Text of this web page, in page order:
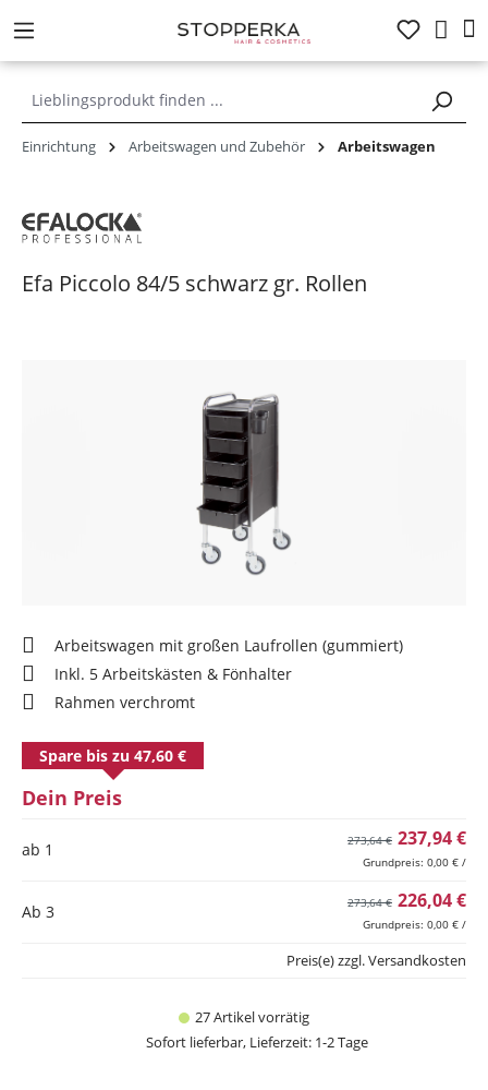
springen
Einrichtung Arbeitswagen und Zubehör Arbeitswagen
Efa Piccolo 84/5 schwarz gr. Rollen
Arbeitswagen mit großen Laufrollen (gummiert)
Inkl. 5 Arbeitskästen & Fönhalter
Rahmen verchromt
Spare bis zu 47,60 €
Dein Preis
ab 1 237,94 €
273,64 €
Grundpreis: 0,00 € /
Ab 3 226,04 €
273,64 €
Grundpreis: 0,00 € /
27 Artikel vorrätig
Sofort lieferbar, Lieferzeit: 1-2 Tage
Preis(e) zzgl. Versandkosten